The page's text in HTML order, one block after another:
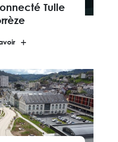
Tulle